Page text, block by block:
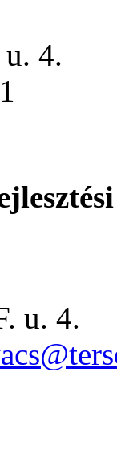
4.
u. 4.